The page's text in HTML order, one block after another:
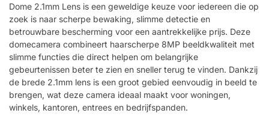
Dome 2.1mm Lens is een geweldige keuze voor iedereen die op
zoek is naar scherpe bewaking, slimme detectie en
betrouwbare bescherming voor een aantrekkelijke prijs. Deze
domecamera combineert haarscherpe 8MP beeldkwaliteit met
slimme functies die direct helpen om belangrijke
gebeurtenissen beter te zien en sneller terug te vinden. Dankzij
de brede 2.1mm lens is een groot gebied eenvoudig in beeld te
brengen, wat deze camera ideaal maakt voor woningen,
winkels, kantoren, entrees en bedrijfspanden.